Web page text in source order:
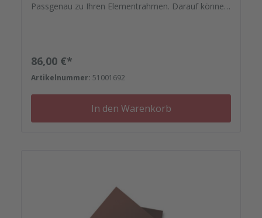
Passgenau zu Ihren Elementrahmen. Darauf können
Kunststoffeinsätzen bis zu Reparaturplättchen.
Regulärer Preis:
86,00 €*
Artikelnummer: 51001692
In den Warenkorb